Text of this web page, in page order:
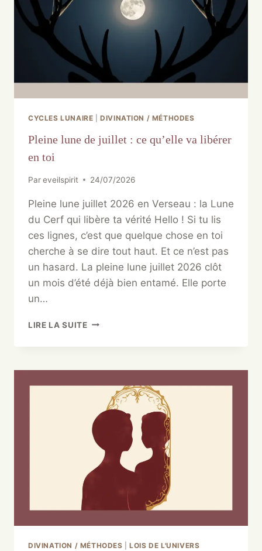
CYCLES LUNAIRE |DIVINATION / MÉTHODES
Pleine lune de juillet : ce qu’elle va libérer
en toi
Pareveilspirit 24/07/2026
Pleine lune juillet 2026 en Verseau : la Lune
du Cerf qui libère ta vérité Hello ! Si tu lis
ces lignes, c’est que quelque chose en toi
cherche à se dire tout haut. Et ce n’est pas
un hasard. La pleine lune juillet 2026 clôt
un mois d’été déjà bien entamé. Elle porte
un…
LIRE LA SUITE
DIVINATION / MÉTHODES |LOIS DE L'UNIVERS